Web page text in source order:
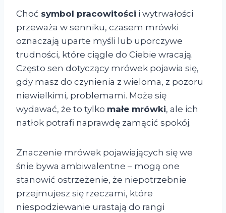
Choć symbol pracowitości i wytrwałości
przeważa w senniku, czasem mrówki
oznaczają uparte myśli lub uporczywe
trudności, które ciągle do Ciebie wracają.
Często sen dotyczący mrówek pojawia się,
gdy masz do czynienia z wieloma, z pozoru
niewielkimi, problemami. Może się
wydawać, że to tylko małe mrówki, ale ich
natłok potrafi naprawdę zamącić spokój.
Znaczenie mrówek pojawiających się we
śnie bywa ambiwalentne – mogą one
stanowić ostrzeżenie, że niepotrzebnie
przejmujesz się rzeczami, które
niespodziewanie urastają do rangi